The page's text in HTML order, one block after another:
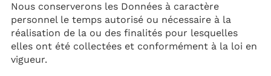
Nous conserverons les Données à caractère
personnel le temps autorisé ou nécessaire à la
réalisation de la ou des finalités pour lesquelles
elles ont été collectées et conformément à la loi en
vigueur.